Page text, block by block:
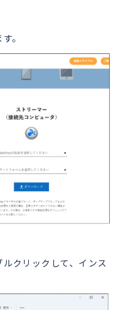
。
クリックして、インス